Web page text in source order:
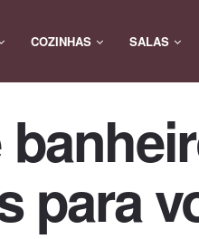
COZINHAS SALAS
para